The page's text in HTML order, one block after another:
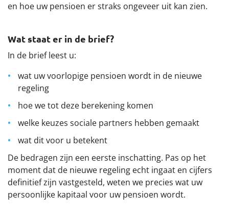
Nieuwe pensioenregeling
Documenten
en hoe uw pensioen er straks ongeveer uit kan zien.
Wat staat er in de brief?
In de brief leest u:
wat uw voorlopige pensioen wordt in de nieuwe
regeling
hoe we tot deze berekening komen
welke keuzes sociale partners hebben gemaakt
wat dit voor u betekent
De bedragen zijn een eerste inschatting. Pas op het
moment dat de nieuwe regeling echt ingaat en cijfers
definitief zijn vastgesteld, weten we precies wat uw
persoonlijke kapitaal voor uw pensioen wordt.